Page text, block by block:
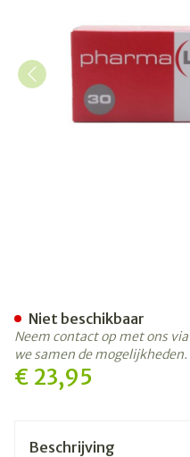
€ 23,95
Niet beschikbaar
Neem contact op met ons
we samen de mogelijkheden.
Beschrijving